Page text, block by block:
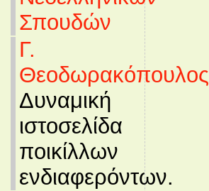
Σπουδών
Γ.
Θεοδωρακόπουλος
Δυναμική
ιστοσελίδα
ποικίλλων
ενδιαφερόντων.